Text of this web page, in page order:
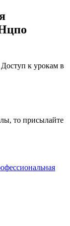
Доступ к урокам в
то присылайте